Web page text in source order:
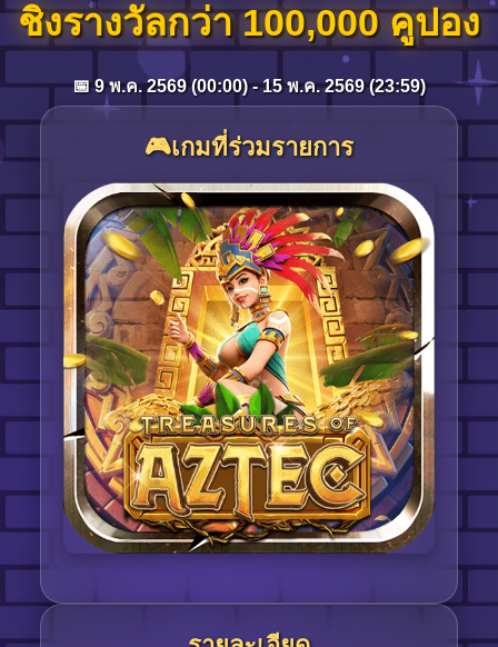
ชิงรางวัลกว่า 100,000 คูปอง
📅 9 พ.ค. 2569 (00:00) - 15 พ.ค. 2569 (23:59)
🎮เกมที่ร่วมรายการ